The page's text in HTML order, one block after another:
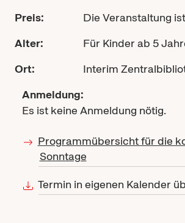
Preis:
Die Veranstaltung
Alter:
Für Kinder ab 5
Ort:
Interim
Anmeldung:
Es ist keine Anmeldung nötig.
Programmübersicht für die
Sonntage
Termin in eigenen Kalender